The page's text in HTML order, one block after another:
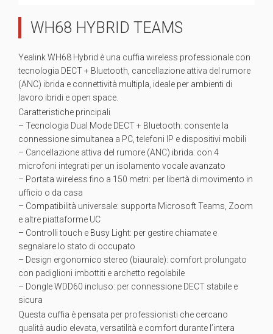
WH68 HYBRID TEAMS
Yealink WH68 Hybrid è una cuffia wireless professionale con
tecnologia DECT + Bluetooth, cancellazione attiva del rumore
(ANC) ibrida e connettività multipla, ideale per ambienti di
lavoro ibridi e open space.
Caratteristiche principali
– Tecnologia Dual Mode DECT + Bluetooth: consente la
connessione simultanea a PC, telefoni IP e dispositivi mobili
– Cancellazione attiva del rumore (ANC) ibrida: con 4
microfoni integrati per un isolamento vocale avanzato
– Portata wireless fino a 150 metri: per libertà di movimento in
ufficio o da casa
– Compatibilità universale: supporta Microsoft Teams, Zoom
e altre piattaforme UC
– Controlli touch e Busy Light: per gestire chiamate e
segnalare lo stato di occupato
– Design ergonomico stereo (biaurale): comfort prolungato
con padiglioni imbottiti e archetto regolabile
– Dongle WDD60 incluso: per connessione DECT stabile e
sicura
Questa cuffia è pensata per professionisti che cercano
qualità audio elevata, versatilità e comfort durante l’intera